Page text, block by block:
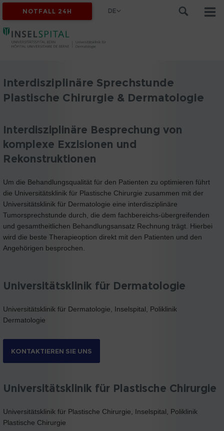
NOTFALL 24H DE
Interdisziplinäre Sprechstunde
Plastische Chirurgie & Dermatologie
Interdisziplinäre Besprechung von
komplexe Exzisionen und
Rekonstruktionen
Um die Behandlungsqualität für den Patienten zu optimieren führt
die Universitätsklinik für Plastische Chirurgie zusammen mit der
Universitätsklinik für Dermatologie eine interdisziplinäre
Tumorsprechstunde durch, die dem fachbereichs-übergreifenden
und gesamtheitlichen Behandlungsansatz Rechnung trägt. Hierbei
wird die beste Therapieoption direkt mit den Patienten und den
Angehörigen besprochen.
Universitätsklinik für Dermatologie
Universitätsklinik für Dermatologie, Inselspital, Poliklinik
Dermatologie
KONTAKTIEREN SIE UNS
Universitätsklinik für Plastische Chirurgie
Universitätsklinik für Plastische Chirurgie, Inselspital, Poliklinik
Plastische Chirurgie